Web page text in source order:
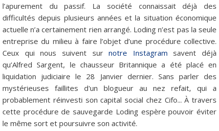
l’apurement du passif. La société connaissait déjà des
difficultés depuis plusieurs années et la situation économique
actuelle n’a certainement rien arrangé. Loding n’est pas la seule
entreprise du milieu à faire l’objet d’une procédure collective.
Ceux qui nous suivent surnotre Instagram savent déjà
qu’Alfred Sargent, le chausseur Britannique a été placé en
liquidation judiciaire le 28 Janvier dernier. Sans parler des
mystérieuses faillites d'un blogueur au nez refait, qui a
probablement réinvesti son capital social chez Cifo... À travers
cette procédure de sauvegarde Loding espère pouvoir éviter
le même sort et poursuivre son activité.